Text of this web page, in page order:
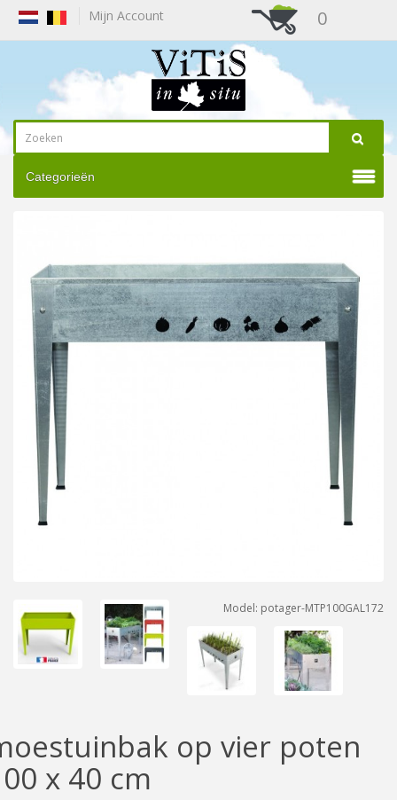
Mijn Account 0
Categorieën
Model: potager-MTP100GAL172
op vier poten
x 40 cm